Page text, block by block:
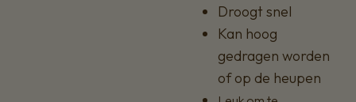
Droogt snel
Kan hoog
gedragen worden
of op de heupen